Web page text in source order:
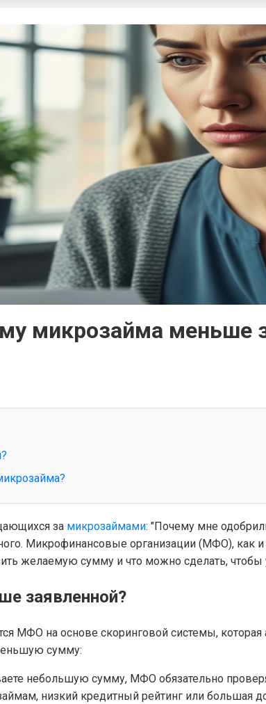
микрозайма меньше
за микрозаймами: "Почему мне
Микрофинансовые организации (МФО), как
желаемую сумму и что можно сделать,
заявленной?
МФО на основе скоринговой системы, которая
сумму:
небольшую сумму, МФО обязательно
низкий кредитный рейтинг или большая